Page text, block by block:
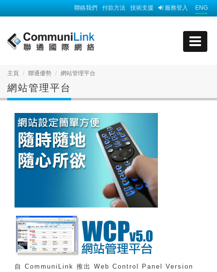
ENG
服務登入
技術支援
付款方法
聯絡我們
主頁 聯通優勢 網站管理平台
網站管理平台
自 CommuniLink 推出 Web Control Panel Version